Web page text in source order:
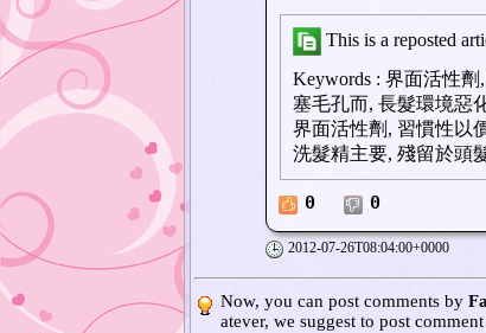
This is a reposted
Keywords: 界面活性劑
塞毛孔而, 長髮環境惡
界面活性劑, 習慣性以
洗髮精主要, 殘留於頭
0 0
2012-07-26T08:04:00+0000
Now, you can post comments by
atever, we suggest to post